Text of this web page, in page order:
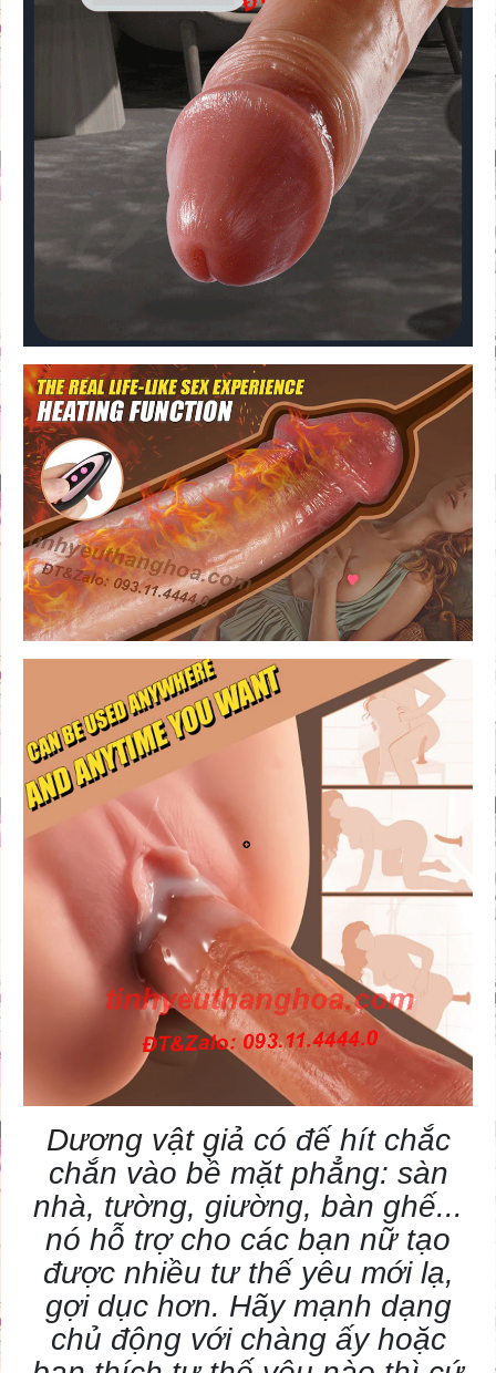
Dương vật giả có đế hít chắc
chắn vào bề mặt phẳng: sàn
nhà, tường, giường, bàn ghế...
nó hỗ trợ cho các bạn nữ tạo
được nhiều tư thế yêu mới lạ,
gợi dục hơn. Hãy mạnh dạng
chủ động với chàng ấy hoặc